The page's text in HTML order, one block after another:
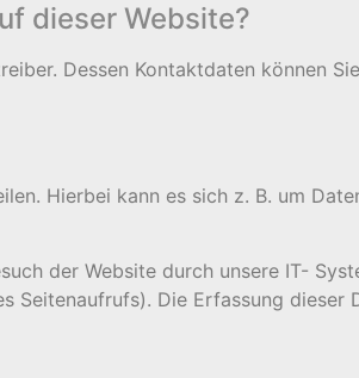
dieser Website?
Dessen Kontaktdaten können
Hierbei kann es sich z. B. um
der Website durch unsere IT-
Seitenaufrufs). Die Erfassung